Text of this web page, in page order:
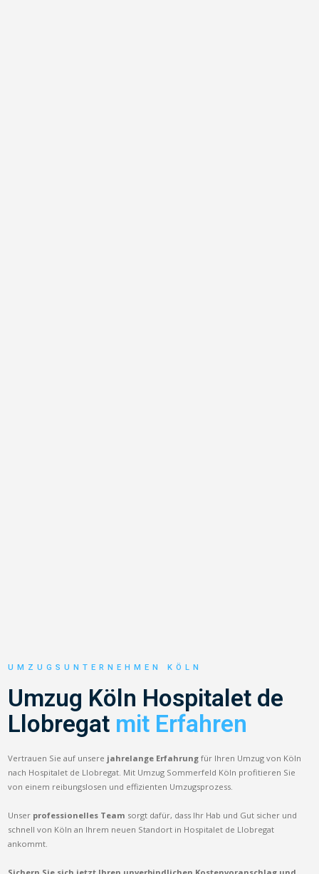
UMZUGSUNTERNEHMEN KÖLN
Umzug Köln Hospitalet de
Llobregat mit Erfahren
Vertrauen Sie auf unsere jahrelange Erfahrung für Ihren Umzug von Köln
nach Hospitalet de Llobregat. Mit Umzug Sommerfeld Köln profitieren Sie
von einem reibungslosen und effizienten Umzugsprozess.
Unser professionelles Team sorgt dafür, dass Ihr Hab und Gut sicher und
schnell von Köln an Ihrem neuen Standort in Hospitalet de Llobregat
ankommt.